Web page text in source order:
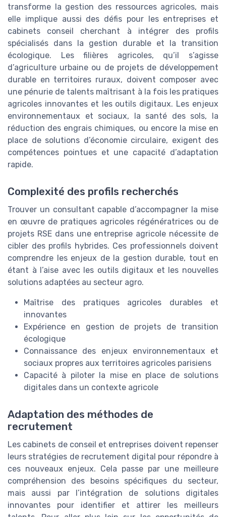
transforme la gestion des ressources agricoles, mais
elle implique aussi des défis pour les entreprises et
cabinets conseil cherchant à intégrer des profils
spécialisés dans la gestion durable et la transition
écologique. Les filières agricoles, qu’il s’agisse
d’agriculture urbaine ou de projets de développement
durable en territoires ruraux, doivent composer avec
une pénurie de talents maîtrisant à la fois les pratiques
agricoles innovantes et les outils digitaux. Les enjeux
environnementaux et sociaux, la santé des sols, la
réduction des engrais chimiques, ou encore la mise en
place de solutions d’économie circulaire, exigent des
compétences pointues et une capacité d’adaptation
rapide.
Complexité des profils recherchés
Trouver un consultant capable d’accompagner la mise
en œuvre de pratiques agricoles régénératrices ou de
projets RSE dans une entreprise agricole nécessite de
cibler des profils hybrides. Ces professionnels doivent
comprendre les enjeux de la gestion durable, tout en
étant à l’aise avec les outils digitaux et les nouvelles
solutions adaptées au secteur agro.
Maîtrise des pratiques agricoles durables et
innovantes
Expérience en gestion de projets de transition
écologique
Connaissance des enjeux environnementaux et
sociaux propres aux territoires agricoles parisiens
Capacité à piloter la mise en place de solutions
digitales dans un contexte agricole
Adaptation des méthodes de
recrutement
Les cabinets de conseil et entreprises doivent repenser
leurs stratégies de recrutement digital pour répondre à
ces nouveaux enjeux. Cela passe par une meilleure
compréhension des besoins spécifiques du secteur,
mais aussi par l’intégration de solutions digitales
innovantes pour identifier et attirer les meilleurs